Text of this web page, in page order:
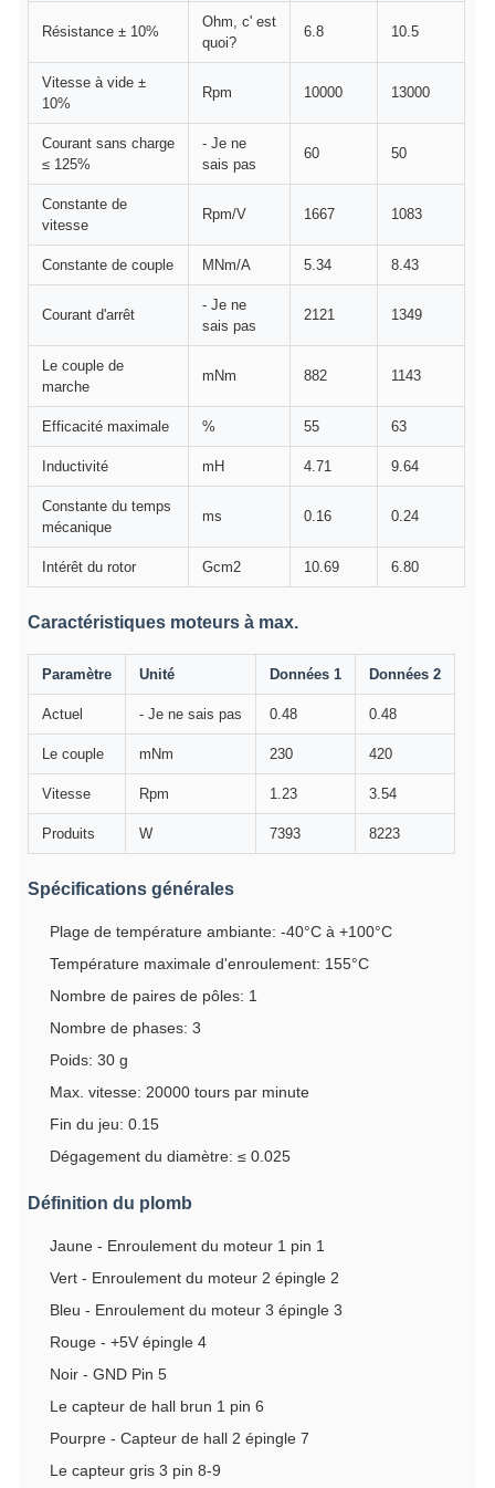
Résistance ± 10%
Ohm, c' est
quoi?
6.8 10.5
Vitesse à vide ±
10%
Rpm 10000 13000
Courant sans charge
≤ 125%
- Je ne
sais pas
60 50
Constante de
vitesse
Rpm/V 1667 1083
Constante de couple MNm/A 5.34 8.43
Courant d'arrêt
- Je ne
sais pas
2121 1349
Le couple de
marche
mNm 882 1143
Efficacité maximale % 55 63
Inductivité mH 4.71 9.64
Constante du temps
mécanique
ms 0.16 0.24
Intérêt du rotor Gcm2 10.69 6.80
Caractéristiques moteurs à max.
Paramètre Unité Données 1 Données 2
Actuel - Je ne sais pas 0.48 0.48
Le couple mNm 230 420
Vitesse Rpm 1.23 3.54
Produits W 7393 8223
Spécifications générales
Plage de température ambiante: -40°C à +100°C
Température maximale d'enroulement: 155°C
Nombre de paires de pôles: 1
Nombre de phases: 3
Poids: 30 g
Max. vitesse: 20000 tours par minute
Fin du jeu: 0.15
Dégagement du diamètre: ≤ 0.025
Définition du plomb
Jaune - Enroulement du moteur 1 pin 1
Vert - Enroulement du moteur 2 épingle 2
Bleu - Enroulement du moteur 3 épingle 3
Rouge - +5V épingle 4
Noir - GND Pin 5
Le capteur de hall brun 1 pin 6
Pourpre - Capteur de hall 2 épingle 7
Le capteur gris 3 pin 8-9